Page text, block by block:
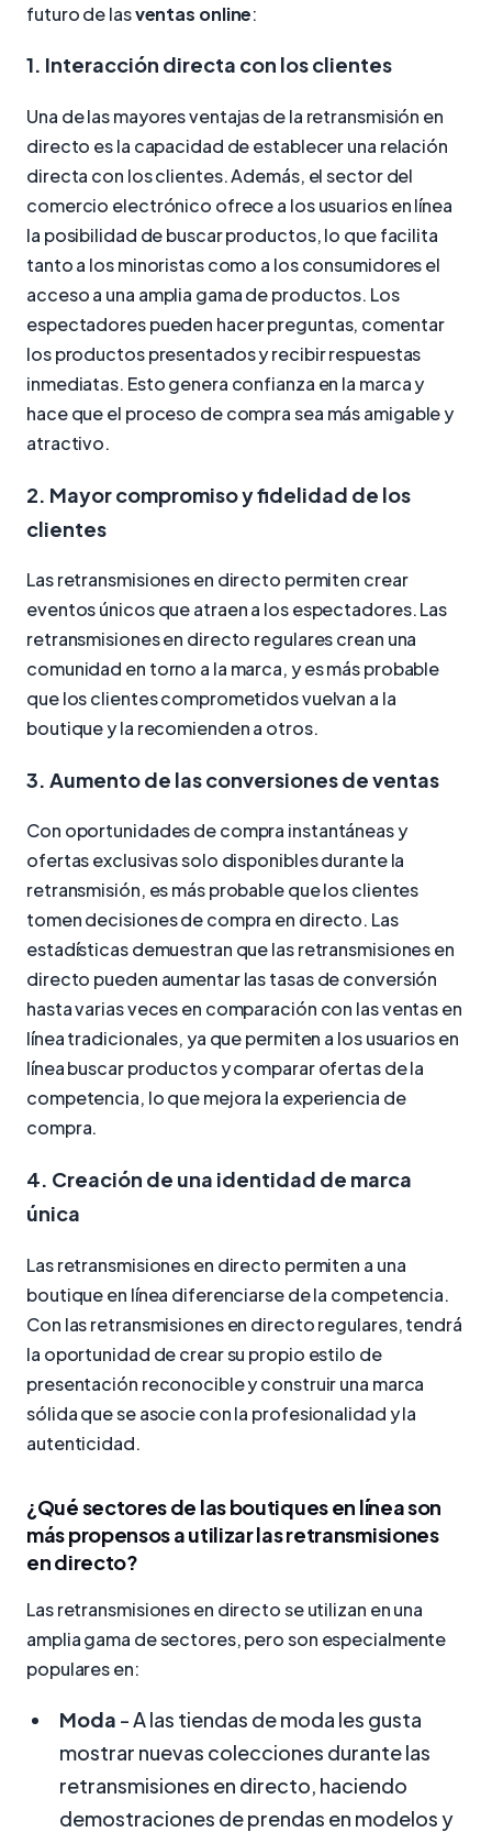
futuro de lasventas online:
1. Interacción directa con los clientes
Una de las mayores ventajas de la retransmisión en
directo es la capacidad de establecer una relación
directa con los clientes. Además, el sector del
comercio electrónico ofrece a los usuarios en línea
la posibilidad de buscar productos, lo que facilita
tanto a los minoristas como a los consumidores el
acceso a una amplia gama de productos. Los
espectadores pueden hacer preguntas, comentar
los productos presentados y recibir respuestas
inmediatas. Esto genera confianza en la marca y
hace que el proceso de compra sea más amigable y
atractivo.
2. Mayor compromiso y fidelidad de los
clientes
Las retransmisiones en directo permiten crear
eventos únicos que atraen a los espectadores. Las
retransmisiones en directo regulares crean una
comunidad en torno a la marca, y es más probable
que los clientes comprometidos vuelvan a la
boutique y la recomienden a otros.
3. Aumento de las conversiones de ventas
Con oportunidades de compra instantáneas y
ofertas exclusivas solo disponibles durante la
retransmisión, es más probable que los clientes
tomen decisiones de compra en directo. Las
estadísticas demuestran que las retransmisiones en
directo pueden aumentar las tasas de conversión
hasta varias veces en comparación con las ventas en
línea tradicionales, ya que permiten a los usuarios en
línea buscar productos y comparar ofertas de la
competencia, lo que mejora la experiencia de
compra.
4. Creación de una identidad de marca
única
Las retransmisiones en directo permiten a una
boutique en línea diferenciarse de la competencia.
Con las retransmisiones en directo regulares, tendrá
la oportunidad de crear su propio estilo de
presentación reconocible y construir una marca
sólida que se asocie con la profesionalidad y la
autenticidad.
¿Qué sectores de las boutiques en línea son
más propensos a utilizar las retransmisiones
en directo?
Las retransmisiones en directo se utilizan en una
amplia gama de sectores, pero son especialmente
populares en:
Moda - A las tiendas de moda les gusta
mostrar nuevas colecciones durante las
retransmisiones en directo, haciendo
demostraciones de prendas en modelos y